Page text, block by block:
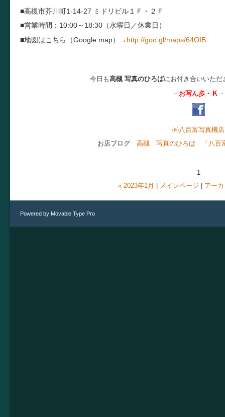
■高槻市芥川町1-14-27 ミドリビル１Ｆ・２Ｆ
■営業時間：10:00～18:30（水曜日／休業日）
■地図はこちら（Google map）→ http://goo.gl/maps/64OIB
今日も高槻 写真のひろばにお付き合いいただ
－ お写ん歩・ Ｋ －
㈱八百富写真機店
お店ブログ 高槻 写真のひろば 「八百
1
« 2023年1月
メインページ アー
Powered by Movable Type Pro